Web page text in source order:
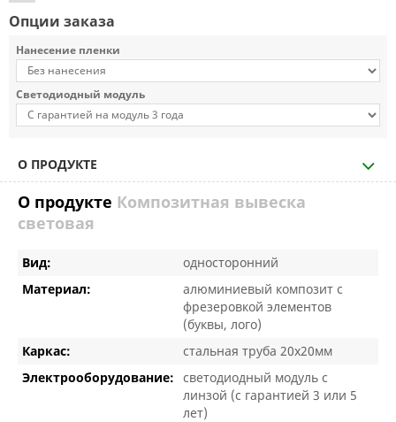
Опции заказа
Нанесение пленки
Светодиодный модуль
О ПРОДУКТЕ
О продукте Композитная вывеска
световая
Вид:
односторонний
Материал:
алюминиевый композит с
фрезеровкой элементов
(буквы, лого)
Каркас:
стальная труба 20х20мм
Электрооборудование: светодиодный модуль с
линзой (с гарантией 3 или 5
лет)